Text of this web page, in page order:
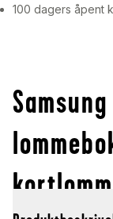
100 dagers åpent